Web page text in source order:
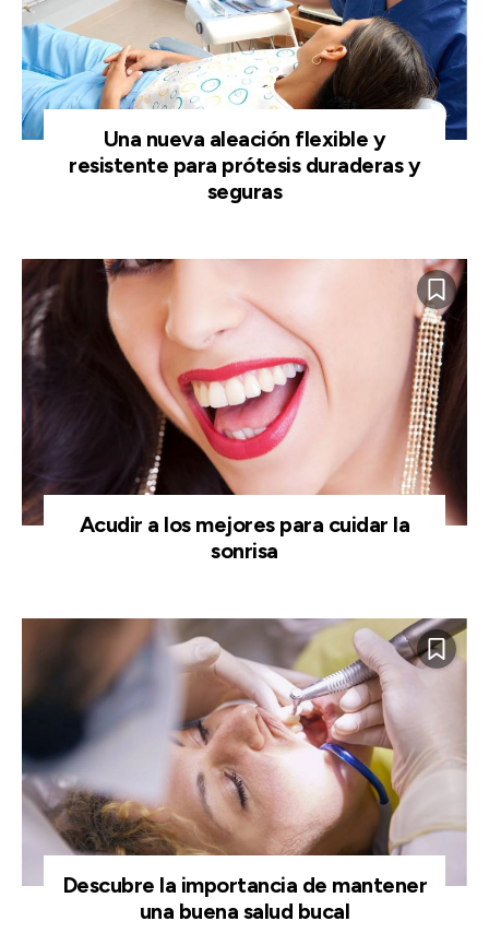
Una nueva aleación flexible y
resistente para prótesis duraderas y
seguras
Acudir a los mejores para cuidar la
sonrisa
Descubre la importancia de mantener
una buena salud bucal